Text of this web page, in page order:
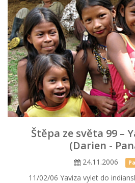
Štěpa ze světa 99 –
(Darien -
24.11.2006
11/02/06 Yaviza vylet do